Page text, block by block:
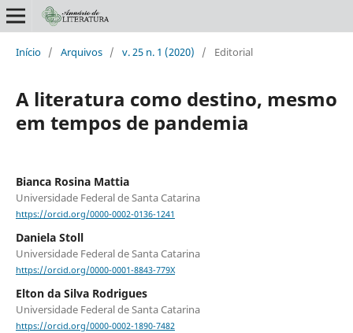
Início / Arquivos / v. 25 n. 1 (2020) / Editorial
A literatura como destino, mesmo
em tempos de pandemia
Bianca Rosina Mattia
Universidade Federal de Santa Catarina
https://orcid.org/0000-0002-0136-1241
Daniela Stoll
Universidade Federal de Santa Catarina
https://orcid.org/0000-0001-8843-779X
Elton da Silva Rodrigues
Universidade Federal de Santa Catarina
https://orcid.org/0000-0002-1890-7482